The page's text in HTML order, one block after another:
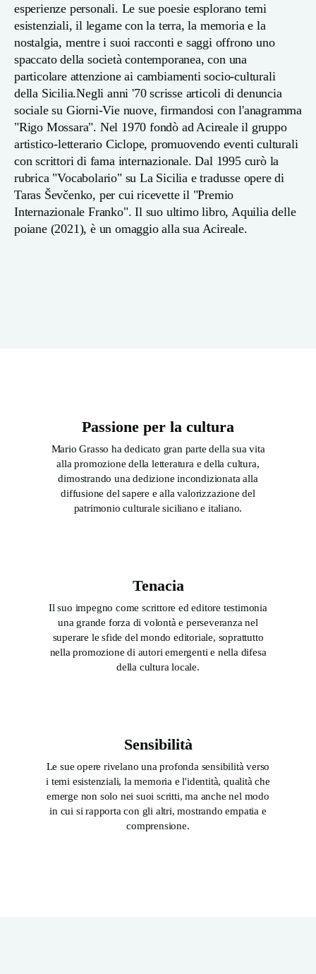
esperienze personali. Le sue poesie esplorano temi
esistenziali, il legame con la terra, la memoria e la
nostalgia, mentre i suoi racconti e saggi offrono uno
spaccato della società contemporanea, con una
particolare attenzione ai cambiamenti socio-culturali
della Sicilia.Negli anni '70 scrisse articoli di denuncia
sociale su Giorni-Vie nuove, firmandosi con l'anagramma
"Rigo Mossara". Nel 1970 fondò ad Acireale il gruppo
artistico-letterario Ciclope, promuovendo eventi culturali
con scrittori di fama internazionale. Dal 1995 curò la
rubrica "Vocabolario" su La Sicilia e tradusse opere di
Taras Ševčenko, per cui ricevette il "Premio
Internazionale Franko". Il suo ultimo libro, Aquilia delle
poiane (2021), è un omaggio alla sua Acireale.
Passione per la cultura
Mario Grasso ha dedicato gran parte della sua vita
alla promozione della letteratura e della cultura,
dimostrando una dedizione incondizionata alla
diffusione del sapere e alla valorizzazione del
patrimonio culturale siciliano e italiano.
Tenacia
Il suo impegno come scrittore ed editore testimonia
una grande forza di volontà e perseveranza nel
superare le sfide del mondo editoriale, soprattutto
nella promozione di autori emergenti e nella difesa
della cultura locale.
Sensibilità
Le sue opere rivelano una profonda sensibilità verso
i temi esistenziali, la memoria e l'identità, qualità che
emerge non solo nei suoi scritti, ma anche nel modo
in cui si rapporta con gli altri, mostrando empatia e
comprensione.